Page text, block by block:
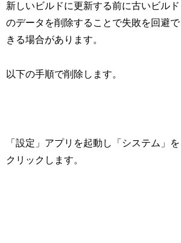
新しいビルドに更新する前に古いビルド
のデータを削除することで失敗を回避で
きる場合があります。
以下の手順で削除します。
「設定」アプリを起動し「システム」を
クリックします。